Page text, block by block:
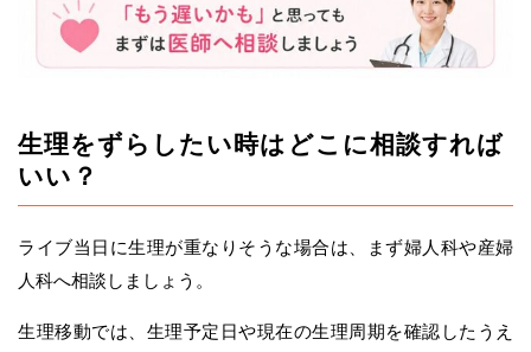
生理をずらしたい時はどこに相談すれば
いい？
ライブ当日に生理が重なりそうな場合は、まず婦人科や産婦
人科へ相談しましょう。
生理移動では、生理予定日や現在の生理周期を確認したうえ